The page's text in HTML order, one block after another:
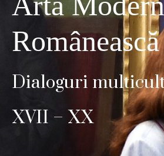
Românească
Dialoguri
XVII – XX